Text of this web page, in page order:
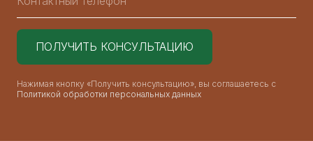
Нажимая кнопку «Получить консультацию», вы соглашаетесь с
Политикой обработки персональных данных